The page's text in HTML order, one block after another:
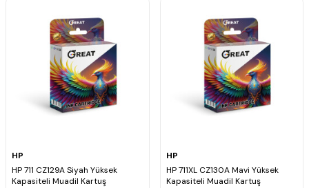
HP
HP 711 CZ129A Siyah Yüksek
Kapasiteli Muadil Kartuş
HP
HP 711XL CZ130A Mavi Yüksek
Kapasiteli Muadil Kartuş